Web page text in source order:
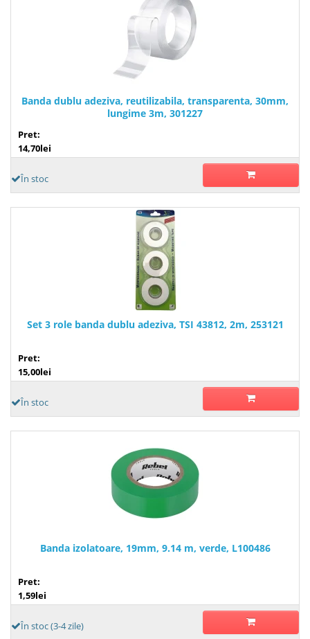
Banda dublu adeziva, reutilizabila, transparenta, 30mm,
lungime 3m, 301227
Pret:
14,70lei
În stoc
Set 3 role banda dublu adeziva, TSI 43812, 2m, 253121
Pret:
15,00lei
În stoc
Banda izolatoare, 19mm, 9.14 m, verde, L100486
Pret:
1,59lei
În stoc (3-4 zile)